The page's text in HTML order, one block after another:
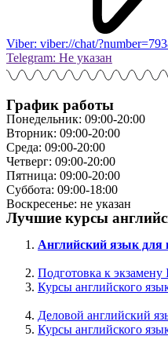
Viber: viber://chat/
Telegram: Не указан
График работы
Понедельник: 09:00-20:00
Вторник: 09:00-20:00
Среда: 09:00-20:00
Четверг: 09:00-20:00
Пятница: 09:00-20:00
Суббота: 09:00-18:00
Воскресенье: не указан
Лучшие курсы
Английский язык для
Подготовка к экзамену
Курсы английского
Деловой английский
Курсы английского